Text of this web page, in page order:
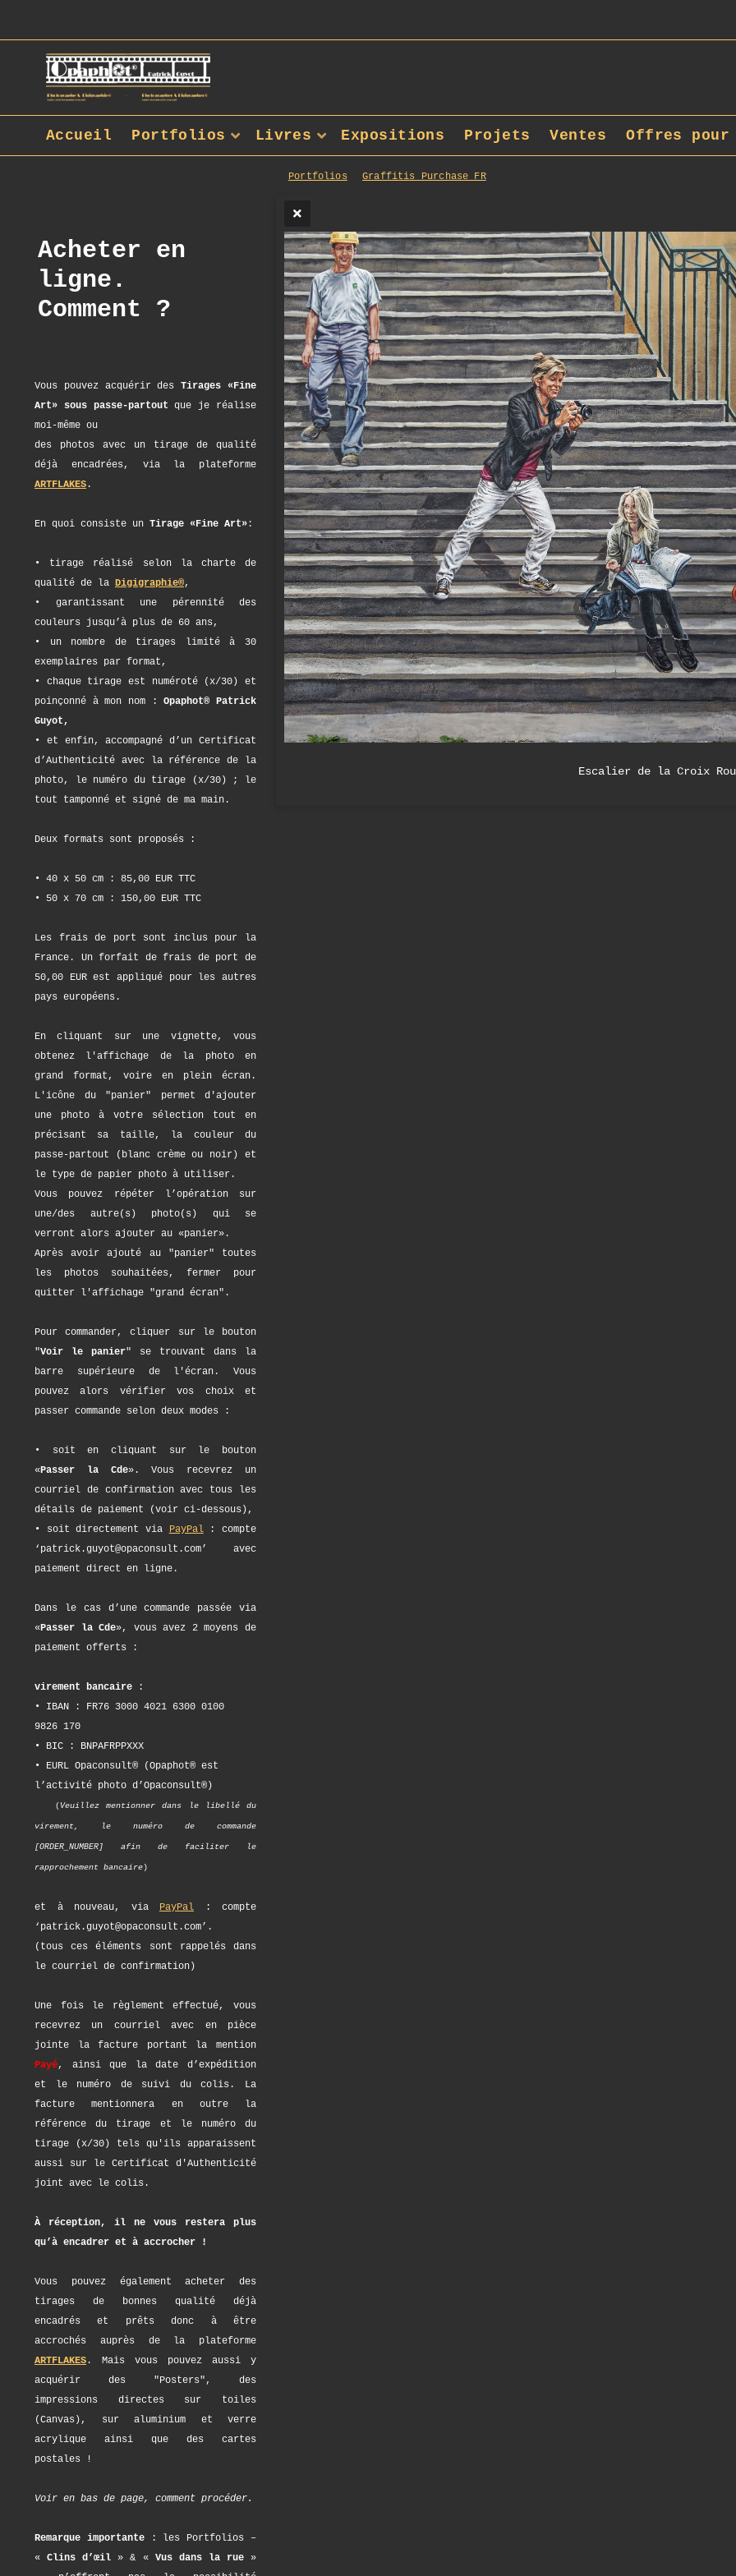
Portfolios Graffitis_Purchase_FR
Escalier de la Croix
Acheter en
ligne.
Comment ?
Vous pouvez acquérir desTirages «Fine
Art» sous passe-partout que je réalise
moi-même ou
des photos avec un tirage de qualité
déjà encadrées, via la plateforme
ARTFLAKES .
En quoi consiste un Tirage «Fine Art» :
• tirage réalisé selon la charte de
qualité de la Digigraphie®,
• garantissant une pérennité des
couleurs jusqu’à plus de 60 ans,
• un nombre de tirages limité à 30
exemplaires par format,
• chaque tirage est numéroté (x/30) et
poinçonné à mon nom :Opaphot® Patrick
Guyot,
• et enfin, accompagné d’un Certificat
d’Authenticité avec la référence de la
photo, le numéro du tirage (x/30) ; le
tout tamponné et signé de ma main.
Deux formats sont proposés :
• 40 x 50 cm : 85,00 EUR TTC
• 50 x 70 cm : 150,00 EUR TTC
Les frais de port sont inclus pour la
France. Un forfait de frais de port de
50,00 EUR est appliqué pour les autres
pays européens.
En cliquant sur une vignette, vous
obtenez l'affichage de la photo en
grand format, voire en plein écran.
L'icône du "panier" permet d'ajouter
une photo à votre sélection tout en
précisant sa taille, la couleur du
passe-partout (blanc crème ou noir) et
le type de papier photo à utiliser.
Vous pouvez répéter l’opération sur
une/des autre(s) photo(s) qui se
verront alors ajouter au «panier».
Après avoir ajouté au "panier" toutes
les photos souhaitées, fermer pour
quitter l'affichage "grand écran".
Pour commander, cliquer sur le bouton
"Voir le panier" se trouvant dans la
barre supérieure de l'écran. Vous
pouvez alors vérifier vos choix et
passer commande selon deux modes :
• soit en cliquant sur le bouton
«Passer la Cde». Vous recevrez un
courriel de confirmation avec tous les
détails de paiement (voir ci-dessous),
• soit directement via PayPal: compte
‘patrick.guyot@opaconsult.com’ avec
paiement direct en ligne.
Dans le cas d’une commande passée via
«Passer la Cde», vous avez 2 moyens de
paiement offerts :
virement bancaire :
• IBAN : FR76 3000 4021 6300 0100
9826 170
• BIC : BNPAFRPPXXX
• EURL Opaconsult® (Opaphot® est
l’activité photo d’Opaconsult®)
( Veuillez mentionner dans le libellé du
virement, le numéro de commande
[ORDER_NUMBER] afin de faciliter le
rapprochement bancaire)
et à nouveau, via PayPal : compte
‘patrick.guyot@opaconsult.com’.
(tous ces éléments sont rappelés dans
le courriel de confirmation)
Une fois le règlement effectué, vous
recevrez un courriel avec en pièce
jointe la facture portant la mention
Payé, ainsi que la date d’expédition
et le numéro de suivi du colis. La
facture mentionnera en outre la
référence du tirage et le numéro du
tirage (x/30) tels qu'ils apparaissent
aussi sur le Certificat d'Authenticité
joint avec le colis.
À réception, il ne vous restera plus
qu’à encadrer et à accrocher !
Vous pouvez également acheter des
tirages de bonnes qualité déjà
encadrés et prêts donc à être
accrochés auprès de la plateforme
ARTFLAKES . Mais vous pouvez aussi y
acquérir des "Posters", des
impressions directes sur toiles
(Canvas), sur aluminium et verre
acrylique ainsi que des cartes
postales !
Voir en bas de page, comment procéder.
Remarque importante: les Portfolios –
« Clins d’œil » & « Vus dans la rue»
Accueil Portfolios Livres Expositions Projets Ventes Offres pour